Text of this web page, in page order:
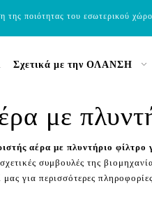
ποιότητας του εσωτερικού
Σχετικά με την ΟΛΑΝΣΗ
με
αέρα με πλυντήριο φίλτρο
συμβουλές της
για περισσότερες πληροφορίες